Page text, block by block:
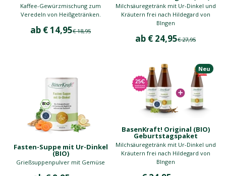
Kaffee-Gewürzmischung zum
Veredeln von Heißgetränken.
Angebot
ab € 14,95Regulärer Preis
€ 18,95
Milchsäuregetränk mit Ur-Dinkel und
Kräutern frei nach Hildegard von
BIngen
Angebot
ab € 24,95Regulärer Preis
€ 27,95
Fasten-Suppe mit Ur-Dinkel
(BIO)
Grießsuppenpulver mit Gemüse
Neu
BasenKraft! Original (BIO)
Geburtstagspaket
Milchsäuregetränk mit Ur-Dinkel und
Kräutern frei nach Hildegard von
BIngen